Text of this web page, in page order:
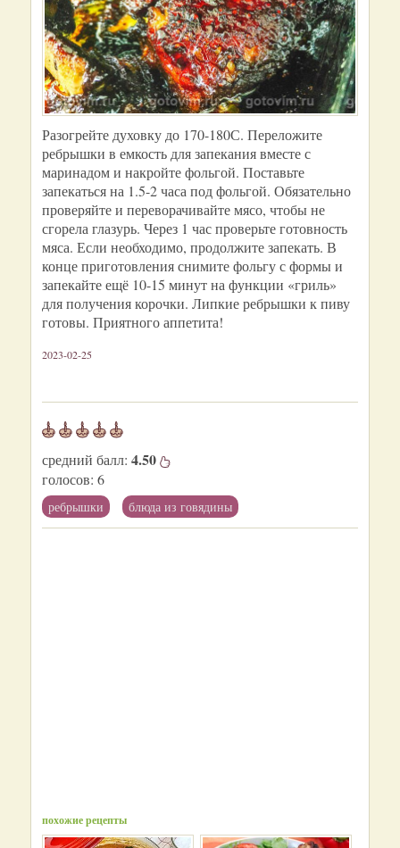
Разогрейте духовку до 170-180С. Переложите
ребрышки в емкость для запекания вместе с
маринадом и накройте фольгой. Поставьте
запекаться на 1.5-2 часа под фольгой. Обязательно
проверяйте и переворачивайте мясо, чтобы не
сгорела глазурь. Через 1 час проверьте готовность
мяса. Если необходимо, продолжите запекать. В
конце приготовления снимите фольгу с формы и
запекайте ещё 10-15 минут на функции «гриль»
для получения корочки. Липкие ребрышки к пиву
готовы. Приятного аппетита!
2023-02-25
средний балл: 4.50
голосов: 6
ребрышки блюда из говядины
похожие рецепты